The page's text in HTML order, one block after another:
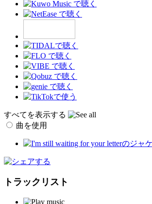
すべてを表示する
曲を使用
トラックリスト